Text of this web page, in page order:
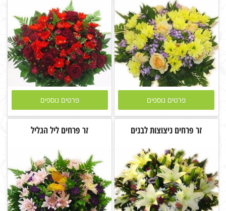
פרטים נוספים פרטים נוספים
זר פרחים ניצוצות לבנים זר פרחים ליל הגליל